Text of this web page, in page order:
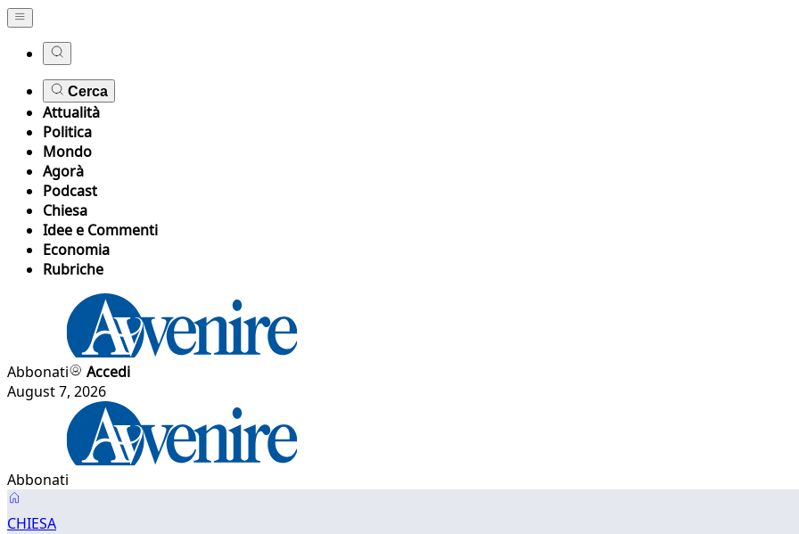
Cerca
Attualità
Politica
Mondo
Agorà
Podcast
Chiesa
Idee e Commenti
Economia
Rubriche
Abbonati
Accedi
August 7, 2026
Abbonati
CHIESA